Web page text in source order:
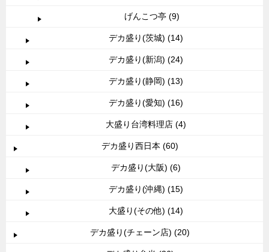
げんこつ亭 (9)
デカ盛り(茨城) (14)
デカ盛り(新潟) (24)
デカ盛り(静岡) (13)
デカ盛り(愛知) (16)
大盛り台湾料理店 (4)
デカ盛り西日本 (60)
デカ盛り(大阪) (6)
デカ盛り(沖縄) (15)
大盛り(その他) (14)
デカ盛り(チェーン店) (20)